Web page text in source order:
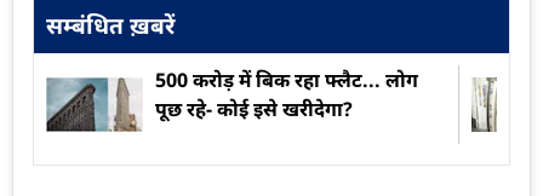
सम्बंधित ख़बरें
500 करोड़ में बिक रहा फ्लैट... लोग
पूछ रहे- कोई इसे खरीदेगा?